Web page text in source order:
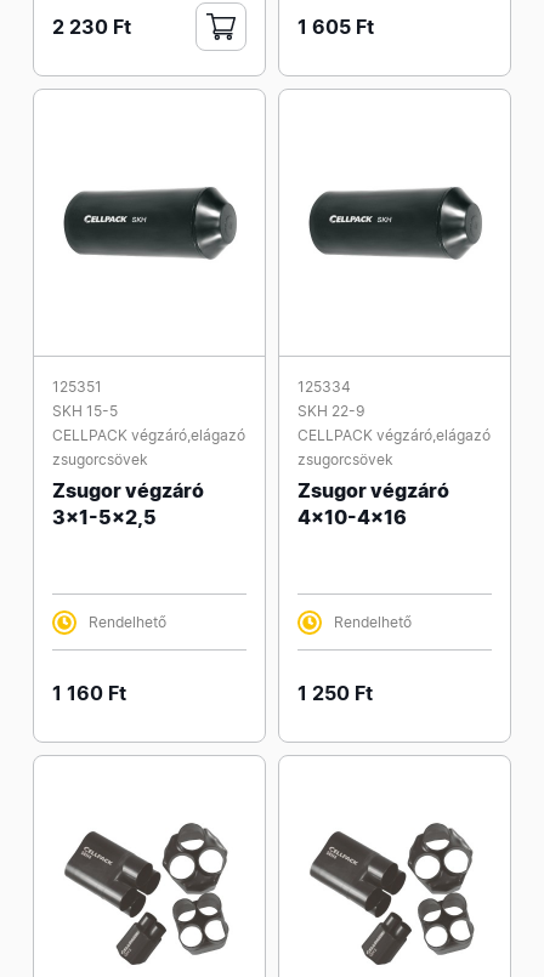
2 230 Ft 1 605 Ft
125351
SKH 15-5
CELLPACK végzáró,elágazó
zsugorcsövek
Zsugor végzáró
3x1-5x2,5
Rendelhető
1 160 Ft
125334
SKH 22-9
CELLPACK végzáró,elágazó
zsugorcsövek
Zsugor végzáró
4x10-4x16
Rendelhető
1 250 Ft